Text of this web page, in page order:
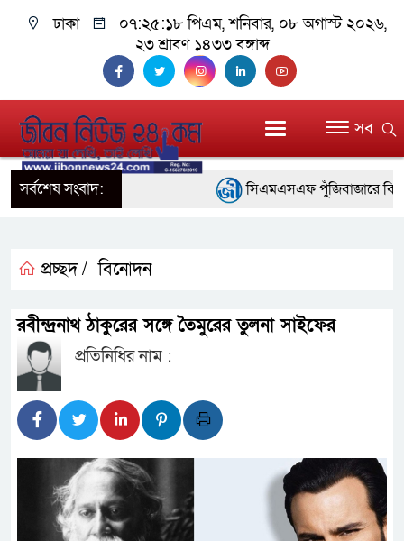
ঢাকা ০৭:২৫:১৯ পিএম, শনিবার, ০৮ অগাস্ট ২০২৬,
২৩ শ্রাবণ ১৪৩৩ বঙ্গাব্দ
সব
সর্বশেষ সংবাদ:
সিএমএসএফ পুঁজিবাজারে
নদী দূষণ রোধে সমন্বিত
ওমানের সঙ্গে ইরানের হরমুজ
আত-তানযীল ইনস্টিটিউট
পর্দাপন উপলক্ষে আলোচনা সভা ও
প্রচ্ছদ / বিনোদন
রবীন্দ্রনাথ ঠাকুরের সঙ্গে তৈমুরের তুলনা সাইফের
প্রতিনিধির নাম :